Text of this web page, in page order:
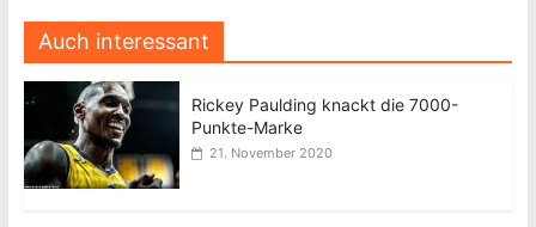
Auch interessant
Rickey Paulding knackt die 7000-
Punkte-Marke
21. November 2020